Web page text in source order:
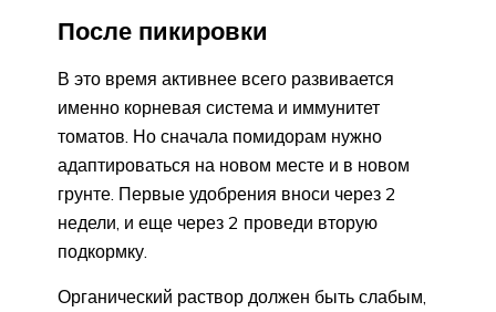
После пикировки
В это время активнее всего развивается
именно корневая система и иммунитет
томатов. Но сначала помидорам нужно
адаптироваться на новом месте и в новом
грунте. Первые удобрения вноси через 2
недели, и еще через 2 проведи вторую
подкормку.
Органический раствор должен быть слабым,